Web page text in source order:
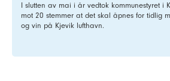
I slutten av mai i år vedtok kommunestyret i
mot 20 stemmer at det skal åpnes for tidlig
og vin på Kjevik lufthavn.